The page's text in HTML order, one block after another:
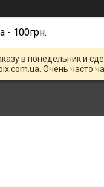
- 100грн.
в понедельник и
Очень часто